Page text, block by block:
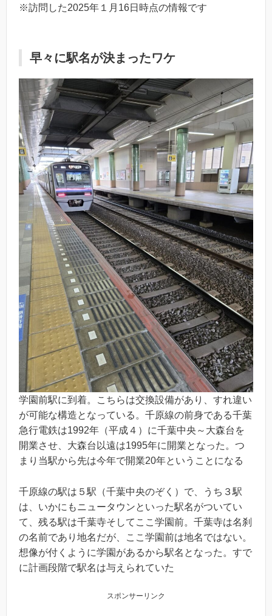
※訪問した2025年１月16日時点の情報です
早々に駅名が決まったワケ
学園前駅に到着。こちらは交換設備があり、すれ違い
が可能な構造となっている。千原線の前身である千葉
急行電鉄は1992年（平成４）に千葉中央～大森台を
開業させ、大森台以遠は1995年に開業となった。つ
まり当駅から先は今年で開業20年ということになる
千原線の駅は５駅（千葉中央のぞく）で、うち３駅
は、いかにもニュータウンといった駅名がついてい
て、残る駅は千葉寺そしてここ学園前。千葉寺は名刹
の名前であり地名だが、ここ学園前は地名ではない。
想像が付くように学園があるから駅名となった。すで
に計画段階で駅名は与えられていた
スポンサーリンク